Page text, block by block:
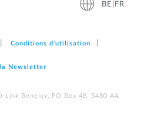
BE|FR
Conditions d'utilisation
Newsletter
Benelux, PO Box 48, 5480 AA